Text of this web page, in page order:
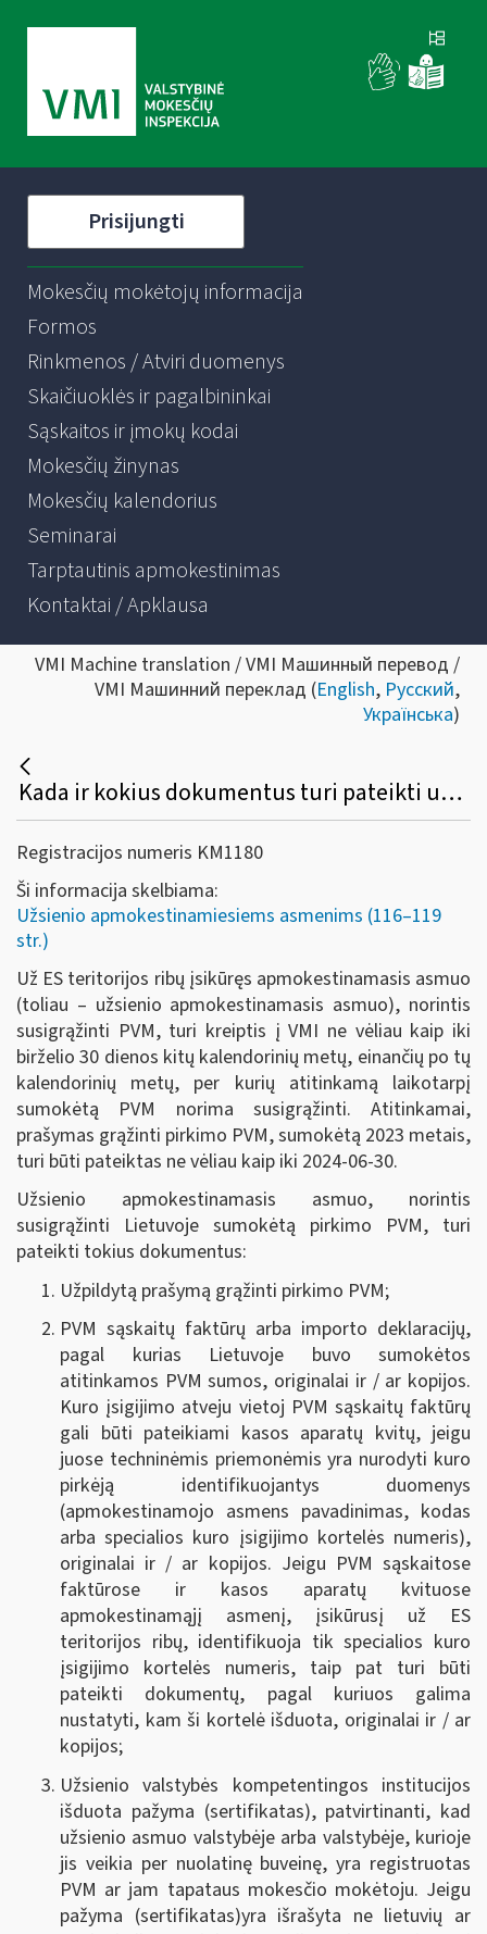
Prisijungti
Mokesčių mokėtojų informacija
Formos
Rinkmenos / Atviri duomenys
Skaičiuoklės ir pagalbininkai
Sąskaitos ir įmokų kodai
Mokesčių žinynas
Mokesčių kalendorius
Seminarai
Tarptautinis apmokestinimas
Kontaktai / Apklausa
VMI Machine translation / VMI Машинный перевод /
VMI Машинний переклад (English, Русский,
Українська)
Kada ir kokius dokumentus turi pateikti už ES teritorijos ribų įsikūręs apmokestinamasis asmuo, norintis susigrąžinti Lietuvoje sumokėtą PVM?
Registracijos numeris KM1180
Ši informacija skelbiama:
Užsienio apmokestinamiesiems asmenims (116–119
str.)
Už ES teritorijos ribų įsikūręs apmokestinamasis asmuo
(toliau – užsienio apmokestinamasis asmuo), norintis
susigrąžinti PVM, turi kreiptis į VMI ne vėliau kaip iki
birželio 30 dienos kitų kalendorinių metų, einančių po tų
kalendorinių metų, per kurių atitinkamą laikotarpį
sumokėtą PVM norima susigrąžinti. Atitinkamai,
prašymas grąžinti pirkimo PVM, sumokėtą 2023 metais,
turi būti pateiktas ne vėliau kaip iki 2024-06-30.
Užsienio apmokestinamasis asmuo, norintis
susigrąžinti Lietuvoje sumokėtą pirkimo PVM, turi
pateikti tokius dokumentus:
Užpildytą prašymą grąžinti pirkimo PVM;
PVM sąskaitų faktūrų arba importo deklaracijų,
pagal kurias Lietuvoje buvo sumokėtos
atitinkamos PVM sumos, originalai ir / ar kopijos.
Kuro įsigijimo atveju vietoj PVM sąskaitų faktūrų
gali būti pateikiami kasos aparatų kvitų, jeigu
juose techninėmis priemonėmis yra nurodyti kuro
pirkėją identifikuojantys duomenys
(apmokestinamojo asmens pavadinimas, kodas
arba specialios kuro įsigijimo kortelės numeris),
originalai ir / ar kopijos. Jeigu PVM sąskaitose
faktūrose ir kasos aparatų kvituose
apmokestinamąjį asmenį, įsikūrusį už ES
teritorijos ribų, identifikuoja tik specialios kuro
įsigijimo kortelės numeris, taip pat turi būti
pateikti dokumentų, pagal kuriuos galima
nustatyti, kam ši kortelė išduota, originalai ir / ar
kopijos;
Užsienio valstybės kompetentingos institucijos
išduota pažyma (sertifikatas), patvirtinanti, kad
užsienio asmuo valstybėje arba valstybėje, kurioje
jis veikia per nuolatinę buveinę, yra registruotas
PVM ar jam tapataus mokesčio mokėtoju. Jeigu
pažyma (sertifikatas)yra išrašyta ne lietuvių ar